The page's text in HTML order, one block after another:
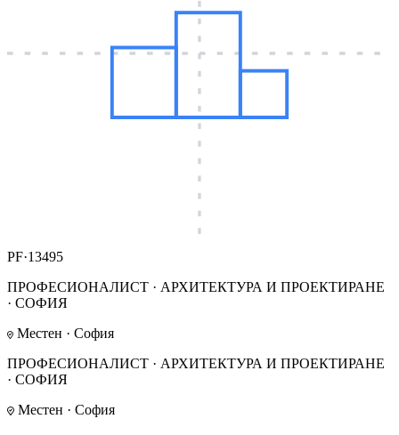
PF·13495
ПРОФЕСИОНАЛИСТ · АРХИТЕКТУРА И ПРОЕКТИРАНЕ
· СОФИЯ
Местен · София
ПРОФЕСИОНАЛИСТ · АРХИТЕКТУРА И ПРОЕКТИРАНЕ
· СОФИЯ
Местен · София